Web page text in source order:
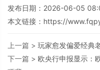
发布日期：2026-06-05
本文链接： https://
上一篇 > 玩家愈发偏爱经典
下一篇 > 欧央行申报显示：